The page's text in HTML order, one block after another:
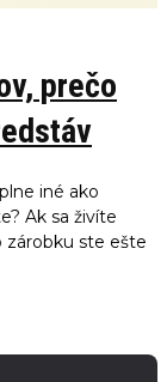
prečo
iné ako
Ak sa živíte
zárobku ste ešte